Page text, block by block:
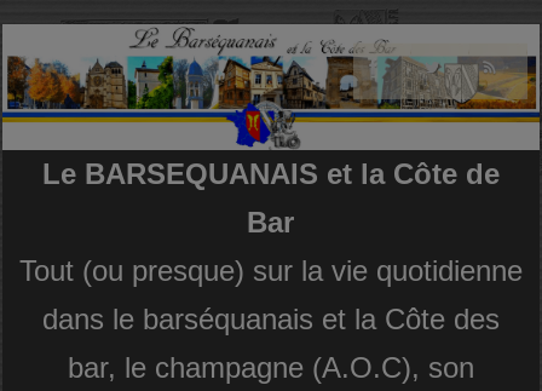
Le BARSEQUANAIS et la Côte de
Bar
Tout (ou presque) sur la vie quotidienne
dans le barséquanais et la Côte des
bar, le champagne (A.O.C), son